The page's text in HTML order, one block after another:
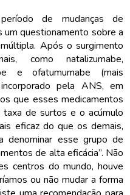
de mudanças de
um questionamento sobre a
Após o surgimento
como natalizumabe,
e ofatumumabe (mais
pela ANS, em
que esses medicamentos
de surtos e o acúmulo
eficaz do que os demais,
denominar esse grupo de
de alta eficácia”. Não
centros do mundo, houve
ou não mudar a forma